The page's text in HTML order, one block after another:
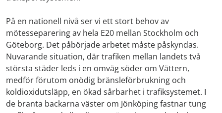
På en nationell nivå ser vi ett stort behov av
mötesseparering av hela E20 mellan Stockholm och
Göteborg. Det påbörjade arbetet måste påskyndas.
Nuvarande situation, där trafiken mellan landets två
största städer leds i en omväg söder om Vättern,
medför förutom onödig bränsleförbrukning och
koldioxidutsläpp, en ökad sårbarhet i trafiksystemet. I
de branta backarna väster om Jönköping fastnar tung